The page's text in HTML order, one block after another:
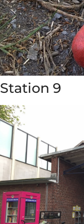
Station 9